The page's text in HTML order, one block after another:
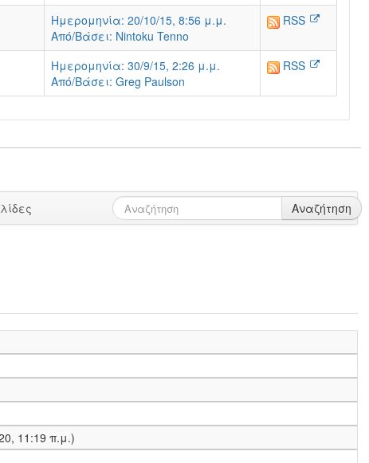
Ημερομηνία: 20/10/15, 8:56 μ.μ.
Από/Βάσει: Nintoku Tenno
RSS
Ημερομηνία: 30/9/15, 2:26 μ.μ.
Από/Βάσει: Greg Paulson
RSS
Αναζήτηση
11:19 π.μ.)